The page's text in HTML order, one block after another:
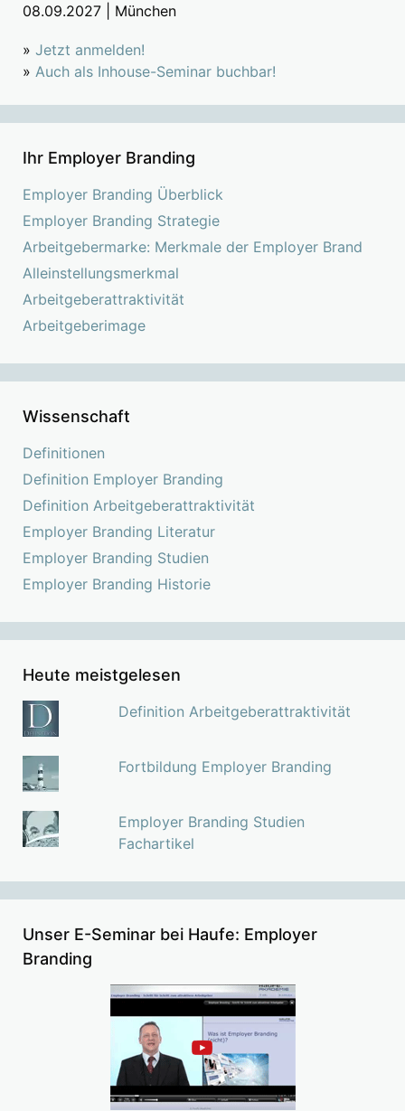
08.09.2027 | München
» Jetzt anmelden!
» Auch als Inhouse-Seminar buchbar!
Ihr Employer Branding
Employer Branding Überblick
Employer Branding Strategie
Arbeitgebermarke: Merkmale der Employer Brand
Alleinstellungsmerkmal
Arbeitgeberattraktivität
Arbeitgeberimage
Wissenschaft
Definitionen
Definition Employer Branding
Definition Arbeitgeberattraktivität
Employer Branding Literatur
Employer Branding Studien
Employer Branding Historie
Heute meistgelesen
Definition Arbeitgeberattraktivität
Fortbildung Employer Branding
Employer Branding Studien
Fachartikel
Unser E-Seminar bei Haufe: Employer
Branding